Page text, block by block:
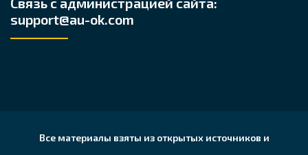
support@au-ok.com
Все материалы взяты из открытых источников и